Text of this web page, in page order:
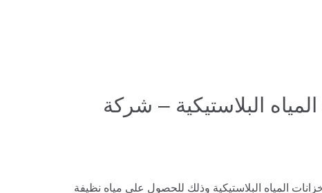
البلاستيكية – شركة
المياه البلاستيكية وذلك للحصول على مياه نظيفة